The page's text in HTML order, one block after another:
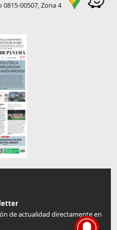
00507, Zona 4
de actualidad directamente en